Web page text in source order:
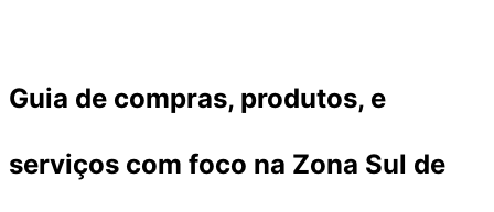
o
Guia de compras, produtos, e
serviços com foco na Zona Sul de